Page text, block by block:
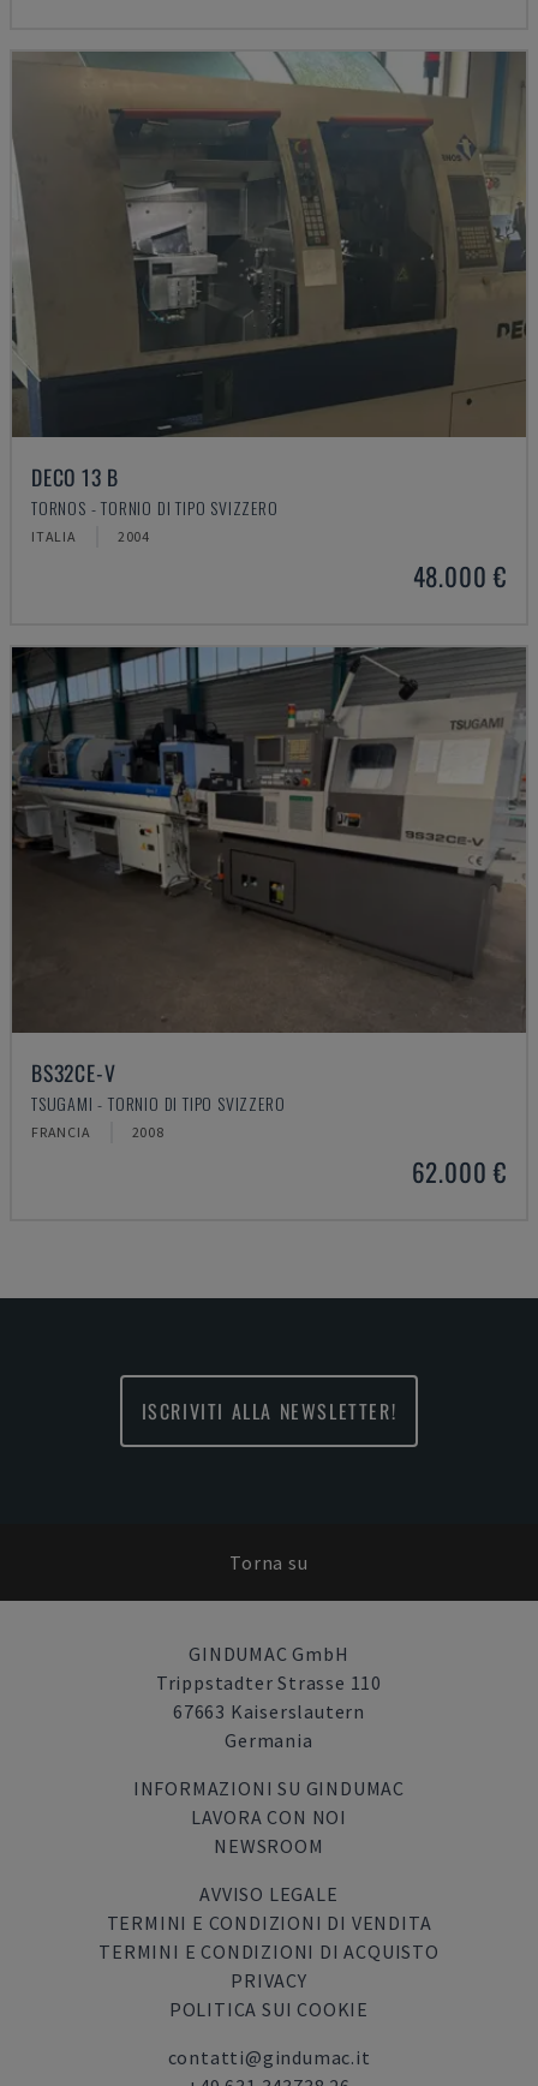
DECO 13 B
TORNOS - TORNIO DI TIPO SVIZZERO
ITALIA 2004
48.000 €
BS32CE-V
TSUGAMI - TORNIO DI TIPO SVIZZERO
FRANCIA 2008
62.000 €
ISCRIVITI ALLA NEWSLETTER!
Torna su
GINDUMAC GmbH
Trippstadter Strasse 110
67663 Kaiserslautern
Germania
INFORMAZIONI SU GINDUMAC
LAVORA CON NOI
NEWSROOM
AVVISO LEGALE
TERMINI E CONDIZIONI DI VENDITA
TERMINI E CONDIZIONI DI ACQUISTO
PRIVACY
POLITICA SUI COOKIE
contatti@gindumac.it